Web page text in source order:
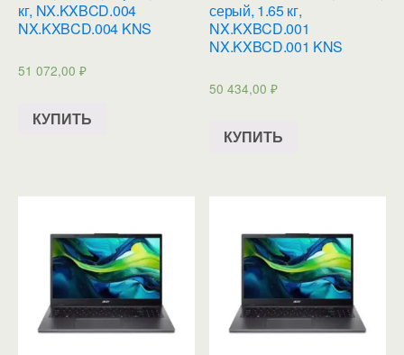
кг, NX.KXBCD.004
NX.KXBCD.004 KNS
51 072,00 ₽
КУПИТЬ
серый, 1.65 кг,
NX.KXBCD.001
NX.KXBCD.001 KNS
50 434,00₽
КУПИТЬ